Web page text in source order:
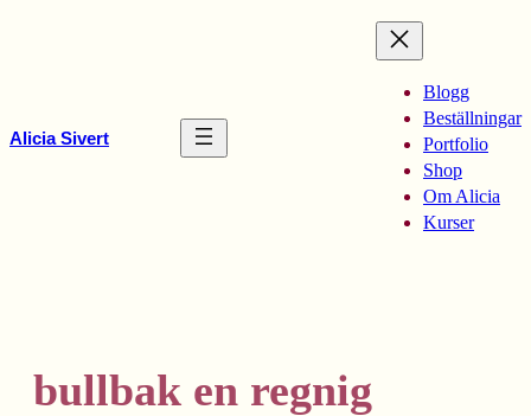
Alicia Sivert
Blogg
Beställningar
Portfolio
Shop
Om Alicia
Kurser
bullbak en regnig